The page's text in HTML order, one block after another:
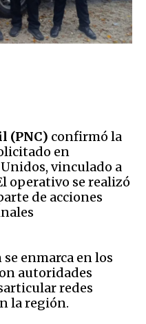
(PNC) confirmó la
en
vinculado a
operativo se realizó
de acciones
enmarca en los
autoridades
redes
la región.